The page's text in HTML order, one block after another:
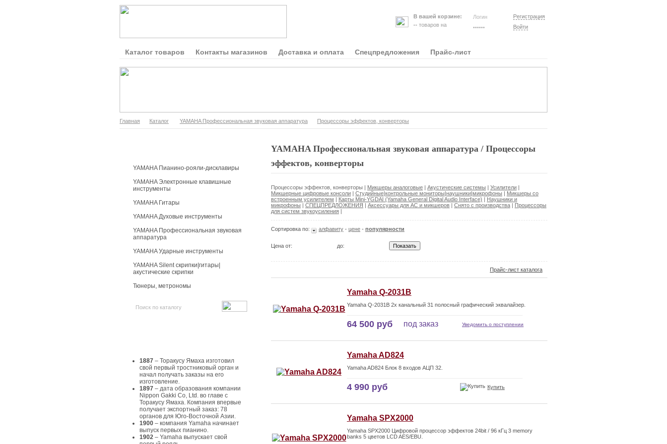
В вашей корзине:
-- товаров на
Регистрация
Войти
Каталог товаров Контакты магазинов Доставка и оплата Спецпредложения Прайс-лист
Главная Каталог YAMAHA Профессиональная звуковая аппаратура Процессоры эффектов, конверторы
YAMAHA Пианино-рояли-дисклавиры
YAMAHA Электронные клавишные
инструменты
YAMAHA Гитары
YAMAHA Духовые инструменты
YAMAHA Профессиональная звуковая
аппаратура
YAMAHA Ударные инструменты
YAMAHA Silent скрипки|гитары|
акустические скрипки
Тюнеры, метрономы
1887 – Торакусу Ямаха изготовил
свой первый тростниковый орган и
начал получать заказы на его
изготовление.
1897 – дата образования компании
Nippon Gakki Co, Ltd. во главе с
Торакусу Ямаха. Компания впервые
получает экспортный заказ: 78
органов для Юго-Восточной Азии.
1900 – компания Yamaha начинает
выпуск первых пианино.
1902 – Yamaha выпускает свой
YAMAHA Профессиональная звуковая аппаратура / Процессоры
эффектов, конверторы
Процессоры эффектов, конверторы | Микшеры аналоговые | Акустические системы | Усилители |
Микшерные цифровые консоли | Студийные|контрольные мониторы|наушники|микрофоны | Микшеры со
встроенным усилителем | Карты Mini-YGDAI (Yamaha General Digital Audio Interface) | Наушники и
микрофоны | СПЕЦПРЕДЛОЖЕНИЯ | Аксессуары для АС и микшеров | Снято с производства | Процессоры
для систем звукоусиления |
Сортировка по: алфавиту - цене - популярности
Цена от: до:
Прайс-лист каталога
Yamaha Q-2031B
Yamaha Q-2031B 2х канальный 31 полосный графический эквалайзер.
64 500 руб под заказ Уведомить о поступлении
Yamaha AD824
Yamaha AD824 Блок 8 входов АЦП 32.
4 990 руб Купить
Yamaha SPX2000
Yamaha SPX2000 Цифровой процессор эффектов 24bit / 96 кГц 3 memory
banks 5 цветов LCD AES/EBU.